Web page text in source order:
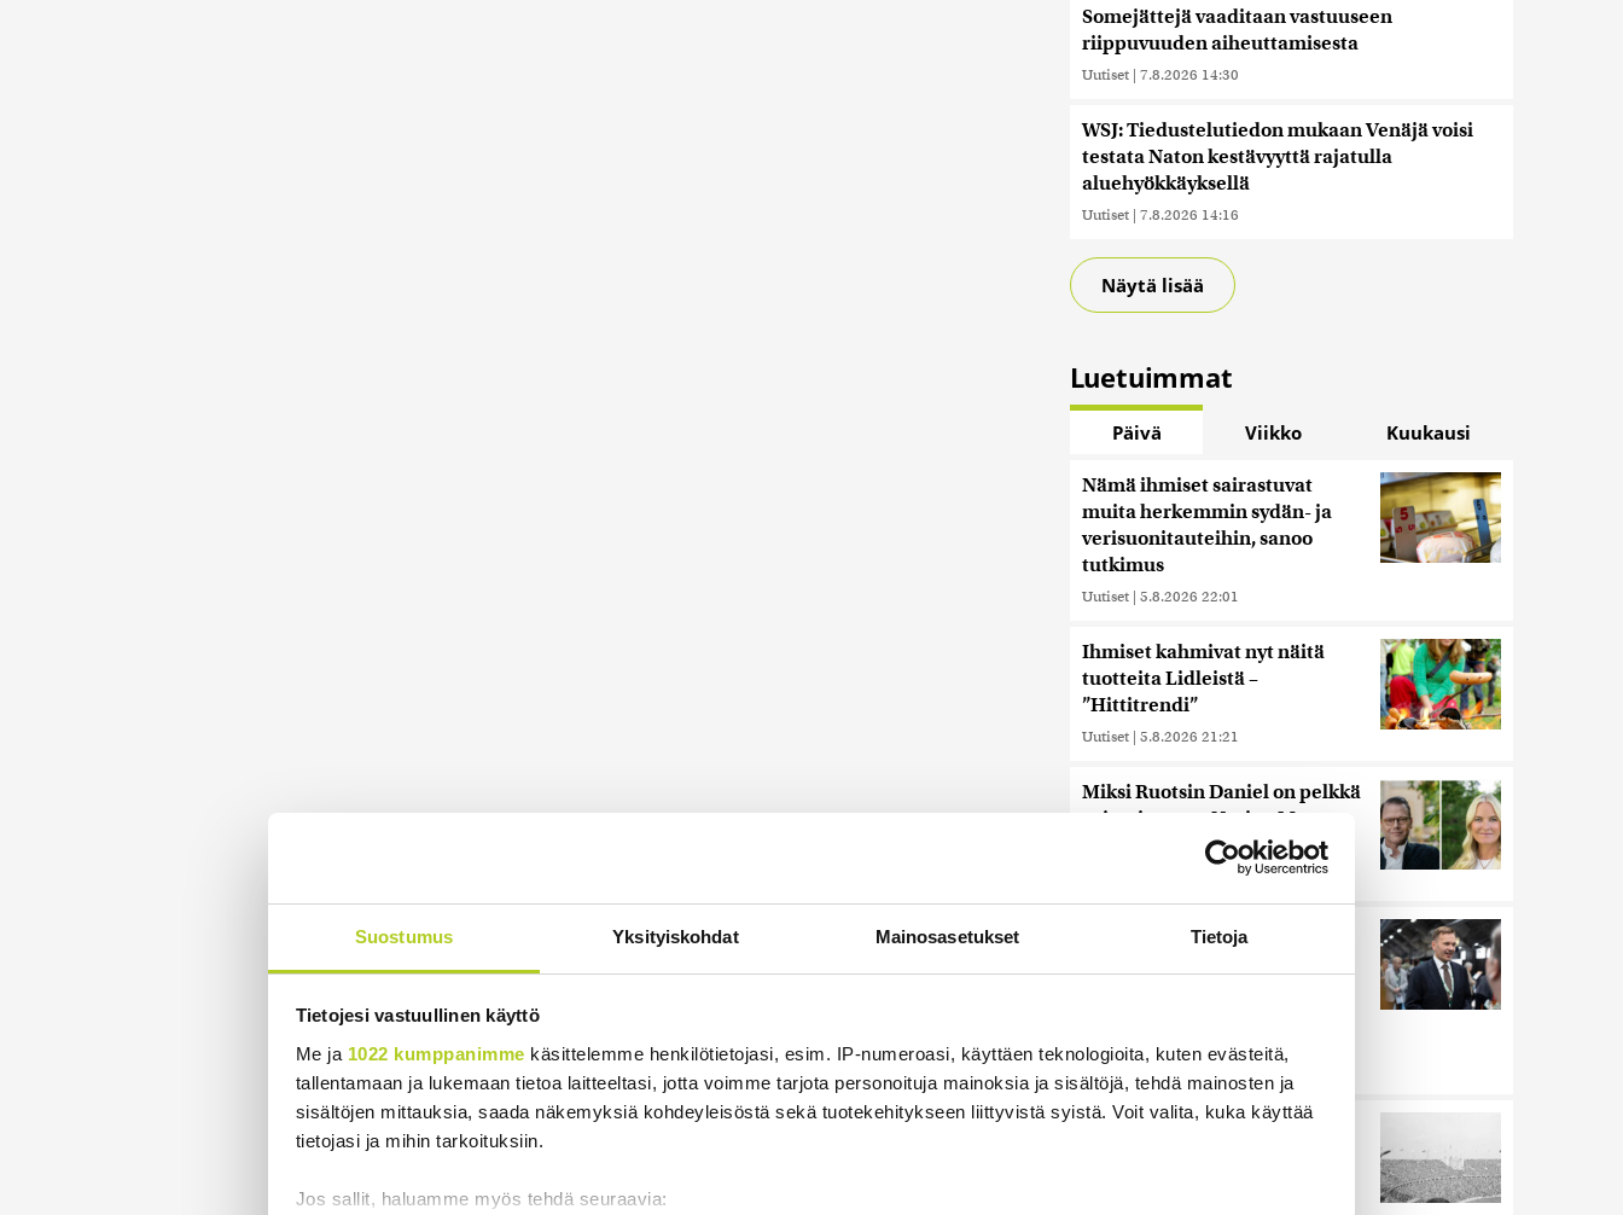
Suostumus Yksityiskohdat Mainosasetukset Tietoja
Tietojesi vastuullinen käyttö
Me ja 1022 kumppanimme käsittelemme henkilötietojasi, esim. IP-numeroasi, käyttäen teknologioita, kuten evästeitä,
tallentamaan ja lukemaan tietoa laitteeltasi, jotta voimme tarjota personoituja mainoksia ja sisältöjä, tehdä mainosten ja
sisältöjen mittauksia, saada näkemyksiä kohdeyleisöstä sekä tuotekehitykseen liittyvistä syistä. Voit valita, kuka käyttää
tietojasi ja mihin tarkoituksiin.
Jos sallit, haluamme myös tehdä seuraavia:
Somejättejä vaaditaan vastuuseen
riippuvuuden aiheuttamisesta
Uutiset | 7.8.2026 14:30
WSJ: Tiedustelutiedon mukaan Venäjä voisi
testata Naton kestävyyttä rajatulla
aluehyökkäyksellä
Uutiset | 7.8.2026 14:16
Näytä lisää
Luetuimmat
Päivä Viikko Kuukausi
Nämä ihmiset sairastuvat
muita herkemmin sydän- ja
verisuonitauteihin, sanoo
tutkimus
Uutiset | 5.8.2026 22:01
Ihmiset kahmivat nyt näitä
tuotteita Lidleistä –
”Hittitrendi”
Uutiset | 5.8.2026 21:21
Miksi Ruotsin Daniel on pelkkä
prinssi, mutta Norjan Mette-
Marit on kruununprinsessa?
3.8.2026 21:46
Keskustan Siika-aho kertoo,
Uutiset
Harva tajusi Hitlerin